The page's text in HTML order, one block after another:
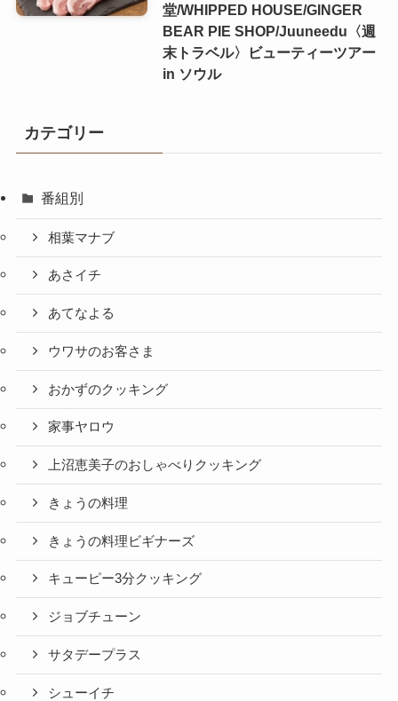
堂/WHIPPED HOUSE/GINGER
BEAR PIE SHOP/Juuneedu〈週
末トラベル〉ビューティーツアー
in ソウル
カテゴリー
番組別
相葉マナブ
あさイチ
あてなよる
ウワサのお客さま
おかずのクッキング
家事ヤロウ
上沼恵美子のおしゃべりクッキング
きょうの料理
きょうの料理ビギナーズ
キューピー3分クッキング
ジョブチューン
サタデープラス
シューイチ